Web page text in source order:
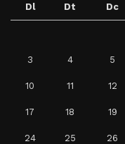
Dl Dt Dc
3 4 5
10 11 12
17 18 19
24 25 26